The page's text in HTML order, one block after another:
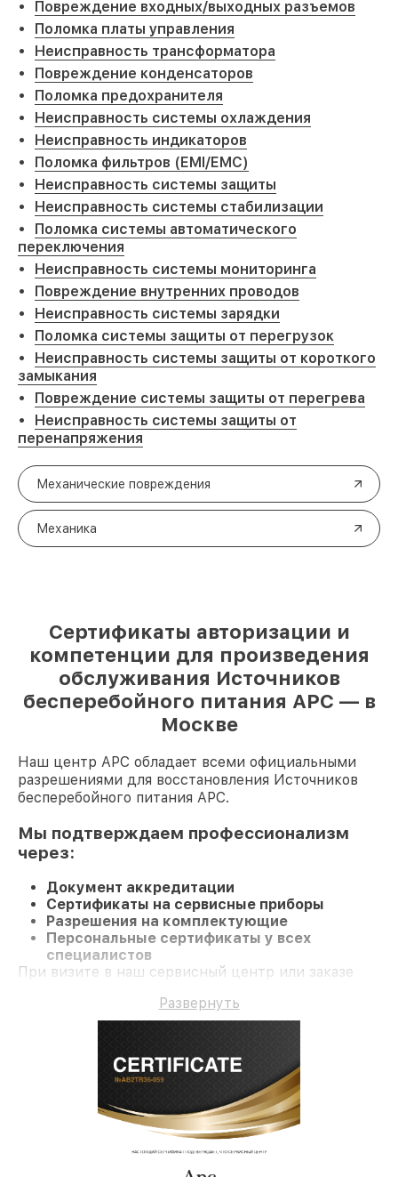
Повреждение входных/выходных разъемов
Поломка платы управления
Неисправность трансформатора
Повреждение конденсаторов
Поломка предохранителя
Неисправность системы охлаждения
Неисправность индикаторов
Поломка фильтров (EMI/EMC)
Неисправность системы защиты
Неисправность системы стабилизации
Поломка системы автоматического
переключения
Неисправность системы мониторинга
Повреждение внутренних проводов
Неисправность системы зарядки
Поломка системы защиты от перегрузок
Неисправность системы защиты от короткого
замыкания
Повреждение системы защиты от перегрева
Неисправность системы защиты от
перенапряжения
Механические повреждения
Механика
Сертификаты авторизации и
компетенции для произведения
обслуживания Источников
бесперебойного питания APC — в
Москве
Наш центр APC обладает всеми официальными
разрешениями для восстановления Источников
бесперебойного питания APC.
Мы подтверждаем профессионализм
через:
Документ аккредитации
Сертификаты на сервисные приборы
Разрешения на комплектующие
Персональные сертификаты у всех
специалистов
При визите в наш сервисный центр или заказе
клиент получает профессиональный сервис и
долгосрочную гарантию на ремонт и детали.
Развернуть